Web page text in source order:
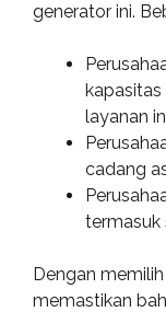
generator ini.
layanan
cadang
termasuk
Dengan
memastikan